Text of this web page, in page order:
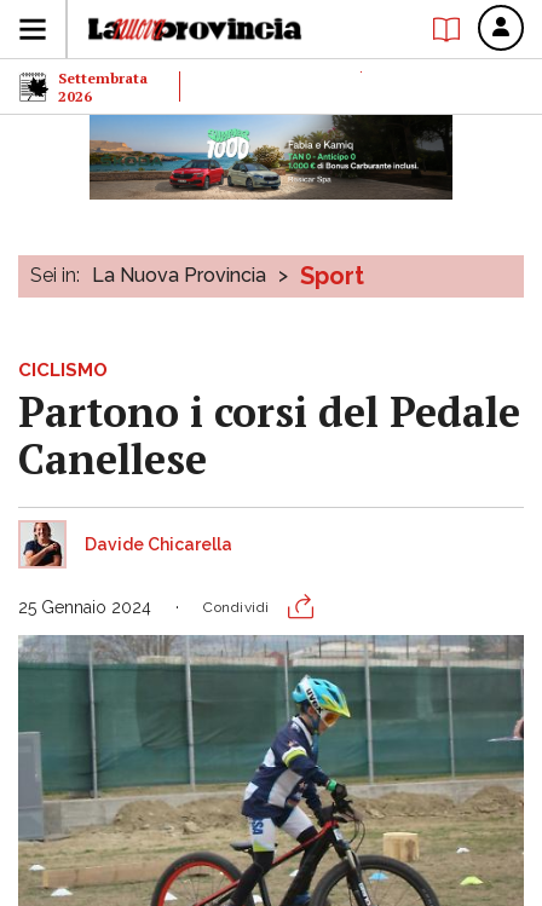
Settembrata
2026
Sei in: La Nuova Provincia > Sport
CICLISMO
Partono i corsi del Pedale
Canellese
Davide Chicarella
25 Gennaio 2024 Condividi